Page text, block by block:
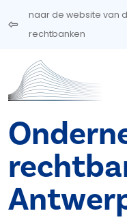
Overslaan en naar de
naar de website van
rechtbanken